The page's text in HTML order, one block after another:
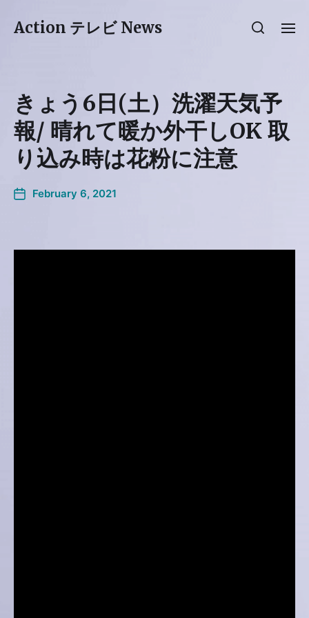
Action テレビ News
きょう6日(土）洗濯天気予
報/ 晴れて暖か外干しOK 取
り込み時は花粉に注意
February 6, 2021